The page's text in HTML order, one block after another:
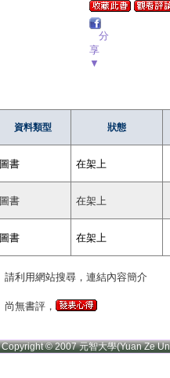
分
享
▼
資料類型 狀態
圖書 在架上
圖書 在架上
圖書 在架上
請利用網站搜尋，連結內容簡介
尚無書評，
Copyright © 2007 元智大學(Yuan Ze